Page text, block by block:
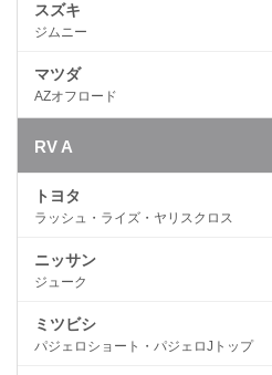
スズキ
ジムニー
マツダ
AZオフロード
RV A
トヨタ
ラッシュ・ライズ・ヤリスクロス
ニッサン
ジューク
ミツビシ
パジェロショート・パジェロJトップ